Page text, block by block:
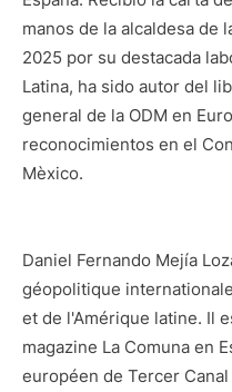
manos de la alcaldesa de
2025 por su destacada
Latina, ha sido autor del
general de la ODM en
reconocimientos en el
Mèxico.
Daniel Fernando Mejía
géopolitique
et de l'Amérique latine. Il
magazine La Comuna en
européen de Tercer